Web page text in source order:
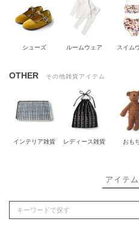
シューズ ルームウェア スイム
OTHER その他雑貨アイテム
インテリア雑貨 レディース雑貨 おも
アイテ